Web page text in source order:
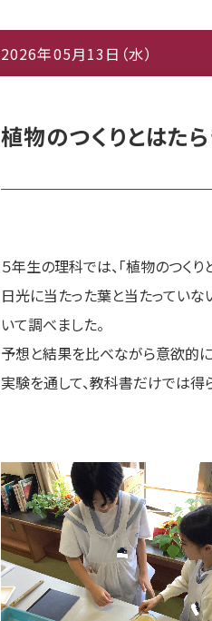
2026年05月13日（水）
植物のつくりとはた
５年生の理科では、「植物のつく
日光に当たった葉と当たってい
いて調べました。
予想と結果を比べながら意欲的
実験を通して、教科書だけでは得